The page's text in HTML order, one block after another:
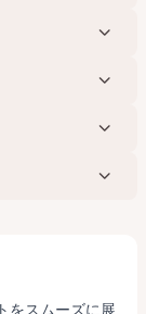
をスムーズに展